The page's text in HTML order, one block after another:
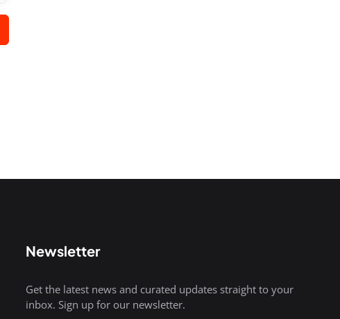
Newsletter
Get the latest news and curated updates straight to your
inbox. Sign up for our newsletter.